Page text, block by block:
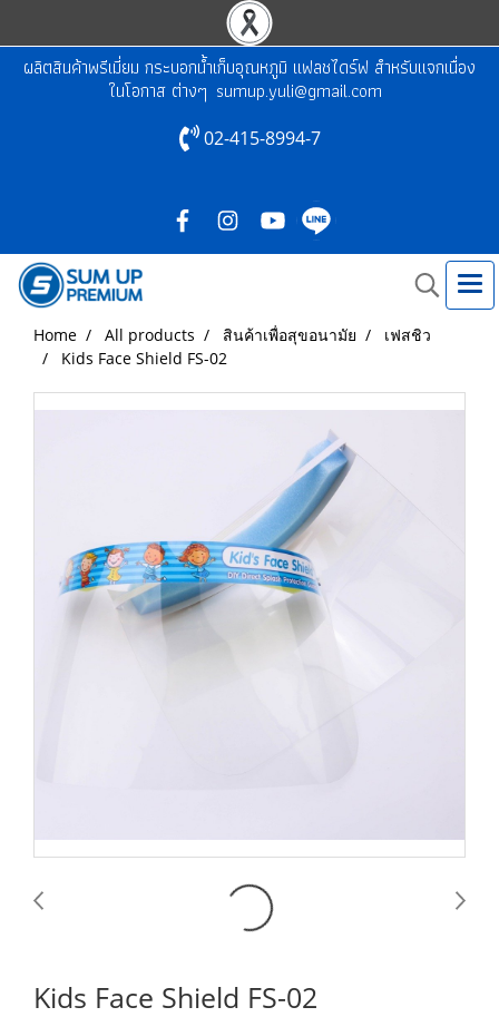
ผลิตสินค้าพรีเมี่ยม กระบอกน้ำเก็บอุณหภูมิ แฟลชไดร์ฟ สำหรับแจกเนื่อง
ในโอกาส ต่างๆ sumup.yuli@gmail.com
02-415-8994-7
Home All products สินค้าเพื่อสุขอนามัย
เฟสชิว
Kids Face Shield FS-02
Kids Face Shield FS-02